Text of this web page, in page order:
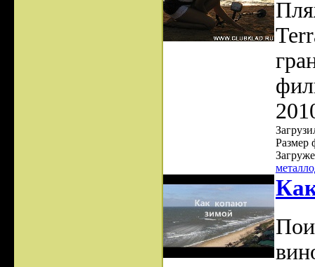
Размер